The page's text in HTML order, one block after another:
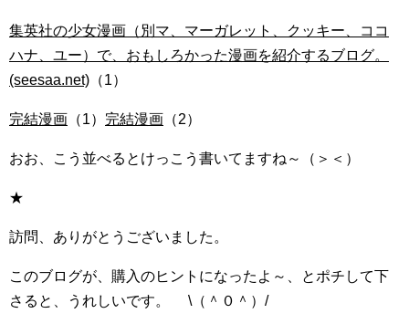
集英社の少女漫画（別マ、マーガレット、クッキー、ココ
ハナ、ユー）で、おもしろかった漫画を紹介するブログ。
(seesaa.net) （1）
完結漫画 （1） 完結漫画 （2）
おお、こう並べるとけっこう書いてますね～（＞＜）
★
訪問、ありがとうございました。
このブログが、購入のヒントになったよ～、とポチして下
さると、うれしいです。 \（＾０＾）/